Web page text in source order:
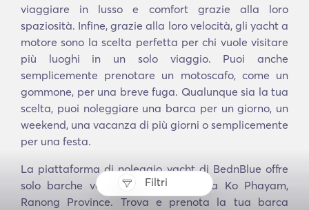
Filtri
viaggiare in lusso e comfort grazie alla loro
spaziosità. Infine, grazie alla loro velocità, gli yacht a
motore sono la scelta perfetta per chi vuole visitare
più luoghi in un solo viaggio. Puoi anche
semplicemente prenotare un motoscafo, come un
gommone, per una breve fuga. Qualunque sia la tua
scelta, puoi noleggiare una barca per un giorno, un
weekend, una vacanza di più giorni o semplicemente
per una festa.
La piattaforma di noleggio yacht di BednBlue offre
solo barche verificate per charter a Ko Phayam,
Ranong Province. Trova e prenota la tua barca